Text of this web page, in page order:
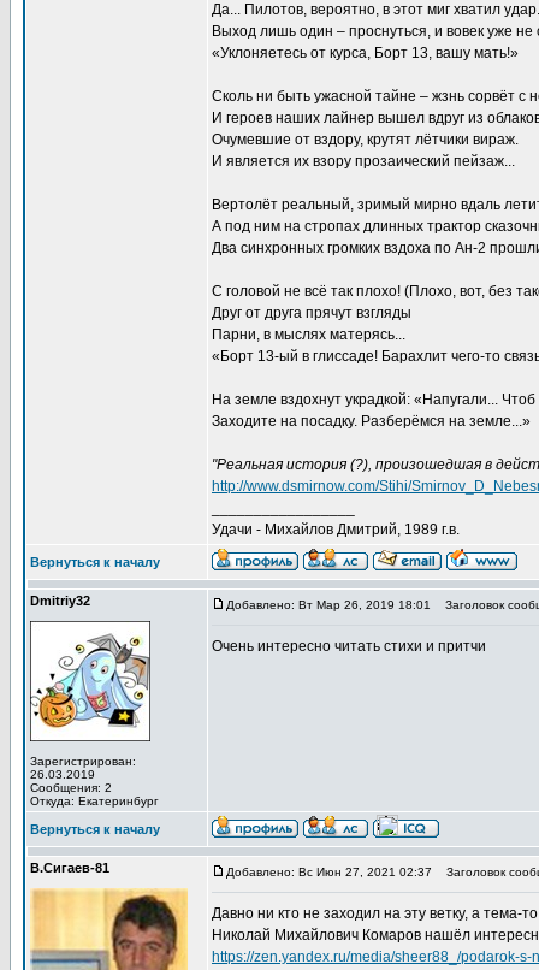
Да... Пилотов, вероятно, в этот миг хватил удар.
Выход лишь один – проснуться, и вовек уже не
«Уклоняетесь от курса, Борт 13, вашу мать!»
Сколь ни быть ужасной тайне – жзнь сорвёт с
И героев наших лайнер вышел вдруг из
Очумевшие от вздору, крутят лётчики вираж.
И является их взору прозаический пейзаж...
Вертолёт реальный, зримый мирно вдаль
А под ним на стропах длинных трактор
Два синхронных громких вздоха по Ан-2
С головой не всё так плохо! (Плохо, вот, без
Друг от друга прячут взгляды
Парни, в мыслях матерясь...
«Борт 13-ый в глиссаде! Барахлит чего-то
На земле вздохнут украдкой: «Напугали...
Заходите на посадку. Разберёмся на земле...»
"Реальная история (?), произошедшая в
http://www.dsmirnow.com/Stihi/
Удачи - Михайлов Дмитрий, 1989 г.в.
Вернуться к началу
Dmitriу32
Зарегистрирован:
26.03.2019
Сообщения: 2
Откуда: Екатеринбург
Добавлено: Вт Мар 26, 2019 18:01 Заголовок
Очень интересно читать стихи и притчи
Вернуться к началу
В.Сигаев-81 Добавлено: Вс Июн 27, 2021 02:37 Заголовок
Давно ни кто не заходил на эту ветку, а тема-
Николай Михайлович Комаров нашёл
https://zen.yandex.ru/media/sheer88_/podarok-